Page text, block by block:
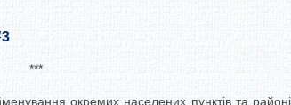
***
окремих населених пунктів та